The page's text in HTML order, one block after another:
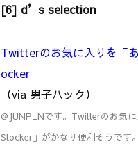
[6] d’s selection
Twitterのお気に入りを「
ocker」
（via 男子ハック）
@JUNP_Nです。Twitterのお気
Stocker」がかなり便利そうです